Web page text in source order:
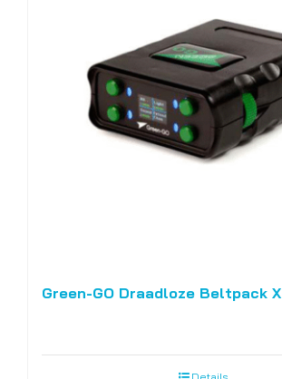
Green-GO Draadloze Beltpack X